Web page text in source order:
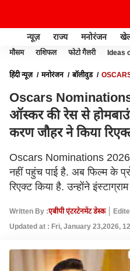
न्यूज़ राज्य मनोरंजन
मौसम राशिफल फोटो गैलरी Ideas
हिंदी न्यूज़ मनोरंजन बॉलीवुड
Oscars
ऑस्कर की रेस से
करण जौहर ने किया
Oscars Nominations
नहीं पहुंच पाई है. अब फिल्म के
रिएक्ट किया है. उन्होंने
Written By :एबीपी एंटरटेनमेंट डेस्क
Updated at : Fri, January 23,2026,